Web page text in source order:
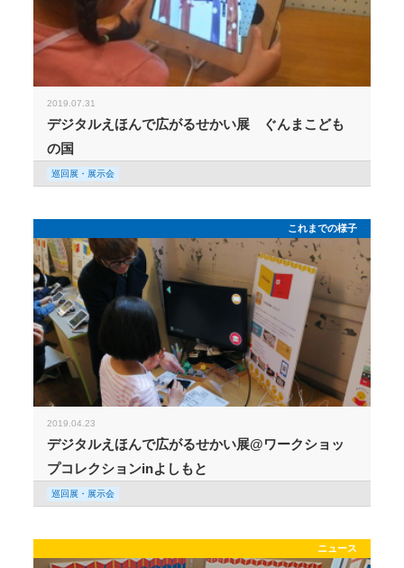
2019.07.31
デジタルえほんで広がるせかい展 ぐんまこども
の国
巡回展・展示会
これまでの様子
2019.04.23
デジタルえほんで広がるせかい展@ワークショッ
プコレクションinよしもと
巡回展・展示会
ニュース